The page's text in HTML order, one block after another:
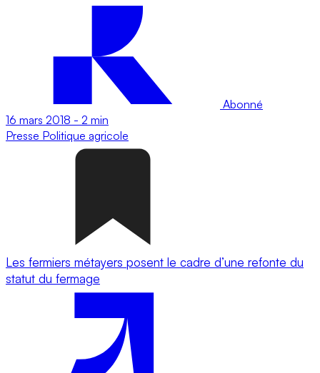
Abonné
16 mars 2018 - 2 min
Presse Politique agricole
Les fermiers métayers posent le cadre d’une refonte du
statut du fermage